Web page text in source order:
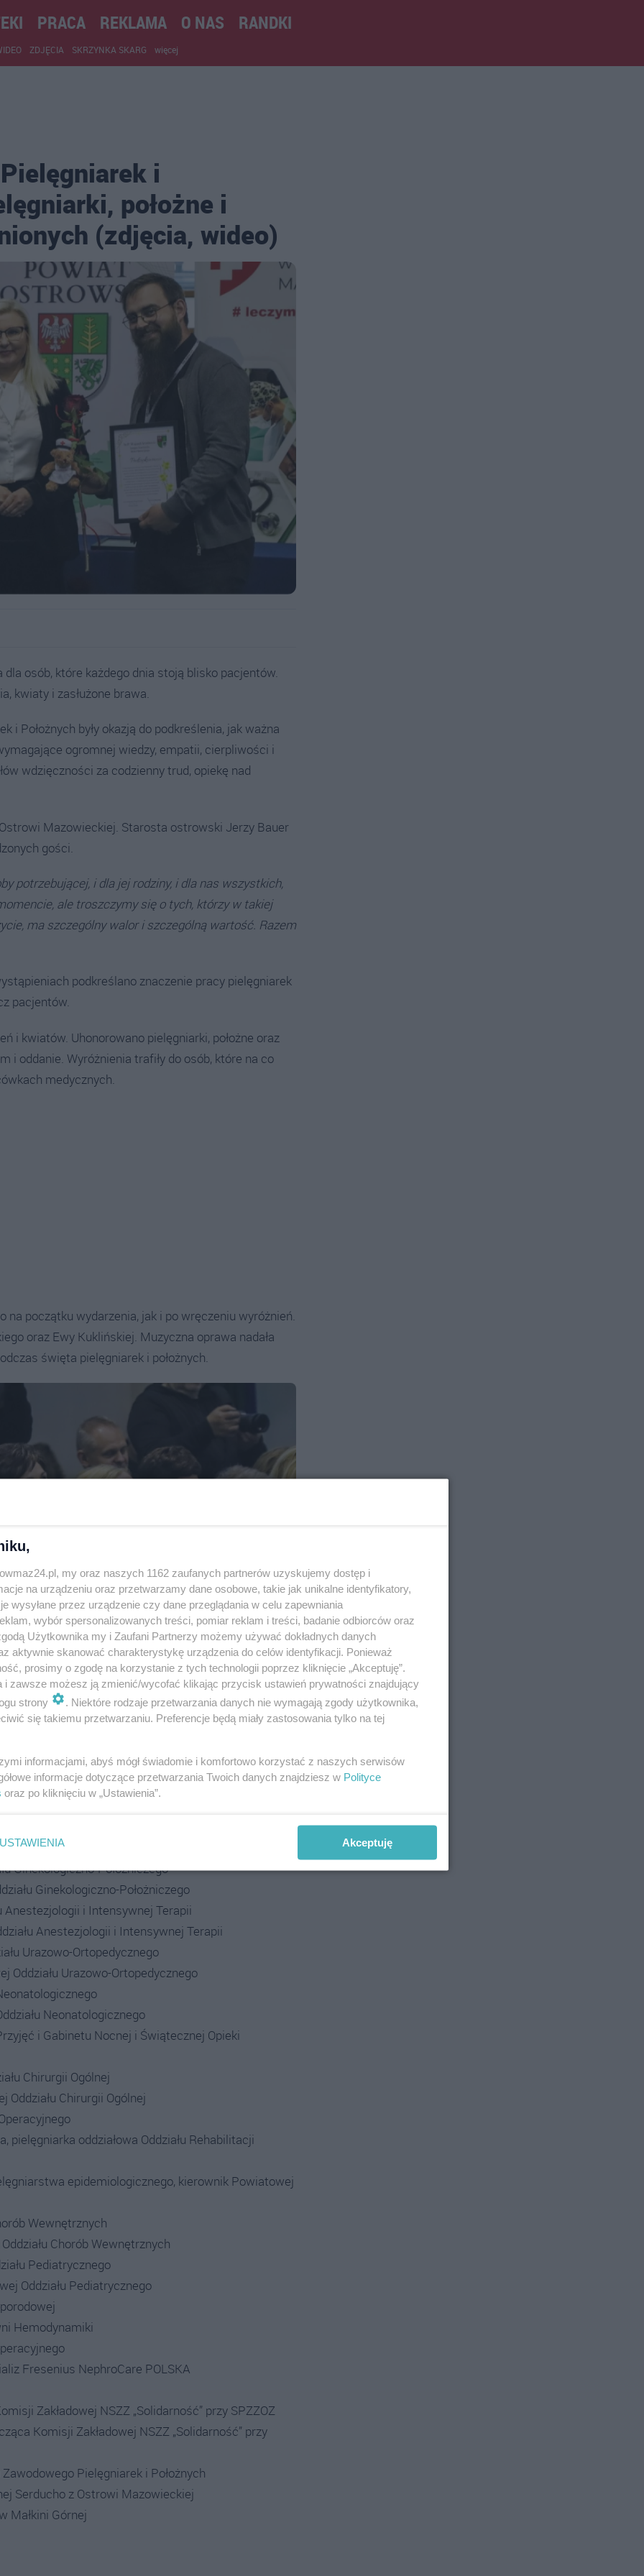
PRACA REKLAMA O NAS RANDKI
ZDJĘCIA SKRZYNKA SKARG więcej
i
położne i
(zdjęcia, wideo)
dla osób, które każdego dnia stoją blisko pacjentów.
kwiaty i zasłużone brawa.
Położnych były okazją do podkreślenia, jak ważna
ogromnej wiedzy, empatii, cierpliwości i
wdzięczności za codzienny trud, opiekę nad
Mazowieckiej. Starosta ostrowski Jerzy Bauer
gości.
potrzebującej, i dla jej rodziny, i dla nas wszystkich,
ale troszczymy się o tych, którzy w takiej
ma szczególny walor i szczególną wartość. Razem
podkreślano znaczenie pracy pielęgniarek
pacjentów.
i kwiatów. Uhonorowano pielęgniarki, położne oraz
i oddanie. Wyróżnienia trafiły do osób, które na co
medycznych.
początku wydarzenia, jak i po wręczeniu wyróżnień.
oraz Ewy Kuklińskiej. Muzyczna oprawa nadała
święta pielęgniarek i położnych.
Pielęgniarek i Położnych w Ostrołęce
Kardiologicznego z OIOK
Oddziału Kardiologicznego z OIOK
Ginekologiczno-Położniczego
Ginekologiczno-Położniczego
Anestezjologii i Intensywnej Terapii
Anestezjologii i Intensywnej Terapii
Urazowo-Ortopedycznego
Oddziału Urazowo-Ortopedycznego
Neonatologicznego
i Gabinetu Nocnej i Świątecznej Opieki
Chirurgii Ogólnej
Oddziału Chirurgii Ogólnej
oddziałowa Oddziału Rehabilitacji
epidemiologicznego, kierownik Powiatowej
Wewnętrznych
Chorób Wewnętrznych
Pediatrycznego
Oddziału Pediatrycznego
Hemodynamiki
Fresenius NephroCare POLSKA
Zakładowej NSZZ „Solidarność” przy SPZZOZ
Komisji Zakładowej NSZZ „Solidarność” przy
Pielęgniarek i Położnych
Serducho z Ostrowi Mazowieckiej
Małkini Górnej
my oraz naszych 1162 zaufanych partnerów uzyskujemy dostęp i
na urządzeniu oraz przetwarzamy dane osobowe, takie jak unikalne identyfikatory,
wysyłane przez urządzenie czy dane przeglądania w celu zapewniania
wybór spersonalizowanych treści, pomiar reklam i treści, badanie odbiorców oraz
Użytkownika my i Zaufani Partnerzy możemy używać dokładnych danych
aktywnie skanować charakterystykę urządzenia do celów identyfikacji. Ponieważ
prosimy o zgodę na korzystanie z tych technologii poprzez kliknięcie „Akceptuję”.
i zawsze możesz ją zmienić/wycofać klikając przycisk ustawień prywatności znajdujący
strony
. Niektóre rodzaje przetwarzania danych nie wymagają zgody użytkownika,
się takiemu przetwarzaniu. Preferencje będą miały zastosowania tylko na tej
informacjami, abyś mógł świadomie i komfortowo korzystać z naszych serwisów
informacje dotyczące przetwarzania Twoich danych znajdziesz w Polityce
oraz po kliknięciu w „Ustawienia”.
USTAWIENIA Akceptuję